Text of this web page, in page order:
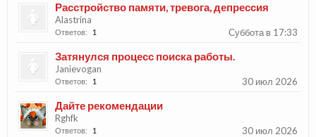
Расстройство памяти, тревога, депрессия
Alastrina
Ответов: 1 Суббота в 17:33
Затянулся процесс поиска работы.
Janievogan
Ответов: 1 30 июл 2026
Дайте рекомендации
Rghfk
Ответов: 1 30 июл 2026